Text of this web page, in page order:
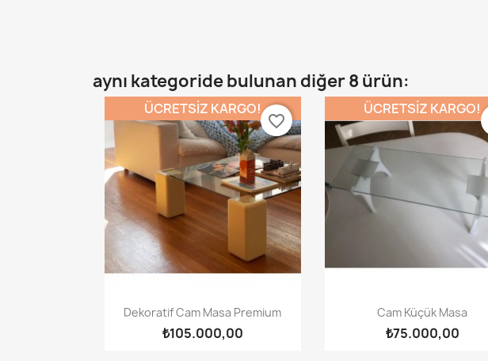
aynı kategoride bulunan diğer 8 ürün:
Hızlı Görünüm
Dekoratif Cam Masa Premium
₺105.000,00
ÜCRETSIZ KARGO!
favorite_border
Hızlı Görünüm
Cam Küçük Masa
₺75.000,00
ÜCRETSIZ KARGO!